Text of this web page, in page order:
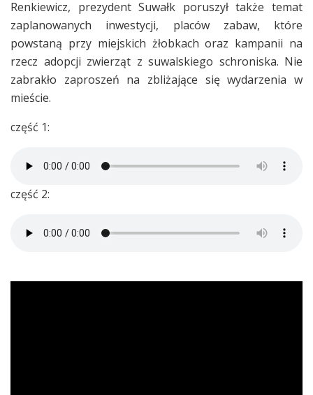
Renkiewicz, prezydent Suwałk poruszył także temat
zaplanowanych inwestycji, placów zabaw, które
powstaną przy miejskich żłobkach oraz kampanii na
rzecz adopcji zwierząt z suwalskiego schroniska. Nie
zabrakło zaproszeń na zbliżające się wydarzenia w
mieście.
część 1:
część 2: